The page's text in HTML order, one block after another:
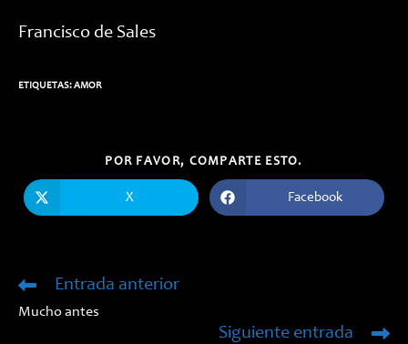
Francisco de Sales
ETIQUETAS:AMOR
POR FAVOR, COMPARTE ESTO.
CONTENIDO
abre
X
Se
abre
Facebook
Leer
artículos
Entrada anterior
Mucho antes
Siguiente entrada